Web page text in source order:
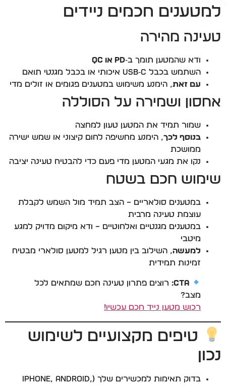
למטענים חכמים ניידים
טעינה מהירה
ודא שהמטען תומך ב‑PD או QC
השתמש בכבל USB‑C איכותי או בכבל מגנטי תואם
עם זאת, הימנע משימוש במטענים פגומים או זולים מדי
אחסון ושמירה על הסוללה
שמור תמיד את המטען טעון למחצה
בנוסף לכך, הימנע מחשיפה לחום קיצוני או שמש ישירה
ממושכת
נקו את מגעי המטען מדי פעם כדי להבטיח טעינה יציבה
שימוש חכם בשטח
במטענים סולאריים – הצב תמיד מול השמש לקבלת
עוצמת טעינה מרבית
במטענים מגנטיים ואלחוטיים – ודא מיקום מדויק למגע
מיטבי
למעשה, השילוב בין מטען רגיל למטען סולארי מבטיח
זמינות תמידית
CTA:
רוצים פתרון טעינה חכם שמתאים לכל
מצב?
רכוש מטען נייד חכם עכשיו!
טיפים מקצועיים לשימוש
נכון
בדוק תאימות למכשירים שלך (iPhone, Android,